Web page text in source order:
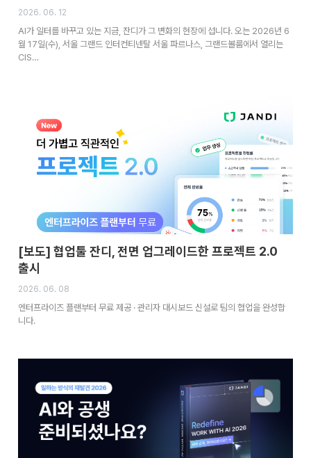
2026. 06. 12
AI가 일터를 바꾸고 있는 지금, 잔디가 그 변화의 현장에 섭니다. 오는 2026년 6
월 17일(수), 서울 그랜드 인터컨티넨탈 서울 파르나스, 그랜드볼룸에서 열리는
CIS…
[보도] 협업툴 잔디, 전면 업그레이드한 프로젝트 2.0
출시
2026. 06. 08
엔터프라이즈 플랜부터 무료 제공 · 관리자 대시보드 신설로 팀의 협업을 완성합
니다.